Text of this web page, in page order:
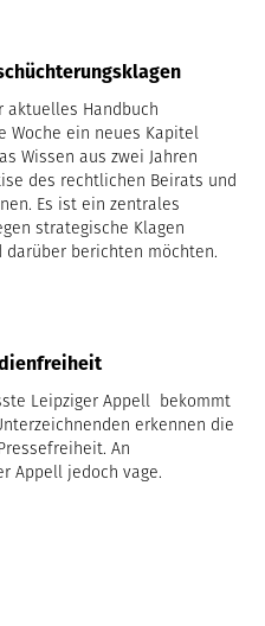
aktuelles Handbuch
Woche ein neues Kapitel
Wissen aus zwei Jahren
des rechtlichen Beirats und
Es ist ein zentrales
strategische Klagen
darüber berichten möchten.
Leipziger Appell bekommt
erkennen die
An
Appell jedoch vage.